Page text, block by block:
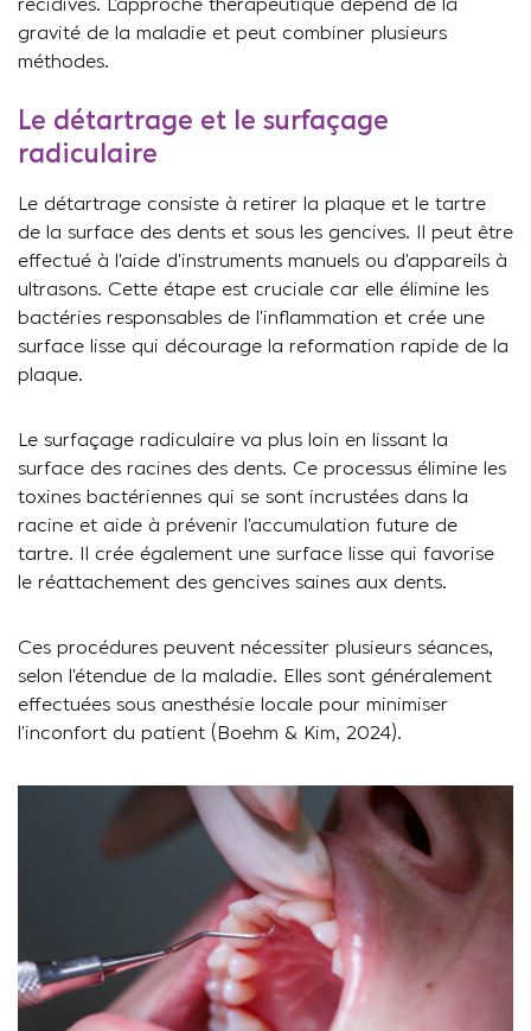
gravité de la maladie et peut combiner plusieurs
méthodes.
Le détartrage et le surfaçage
radiculaire
Le détartrage consiste à retirer la plaque et le tartre
de la surface des dents et sous les gencives. Il peut être
effectué à l’aide d’instruments manuels ou d’appareils à
ultrasons. Cette étape est cruciale car elle élimine les
bactéries responsables de l’inflammation et crée une
surface lisse qui décourage la reformation rapide de la
plaque.
Le surfaçage radiculaire va plus loin en lissant la
surface des racines des dents. Ce processus élimine les
toxines bactériennes qui se sont incrustées dans la
racine et aide à prévenir l’accumulation future de
tartre. Il crée également une surface lisse qui favorise
le réattachement des gencives saines aux dents.
Ces procédures peuvent nécessiter plusieurs séances,
selon l’étendue de la maladie. Elles sont généralement
effectuées sous anesthésie locale pour minimiser
l’inconfort du patient (Boehm & Kim, 2024).